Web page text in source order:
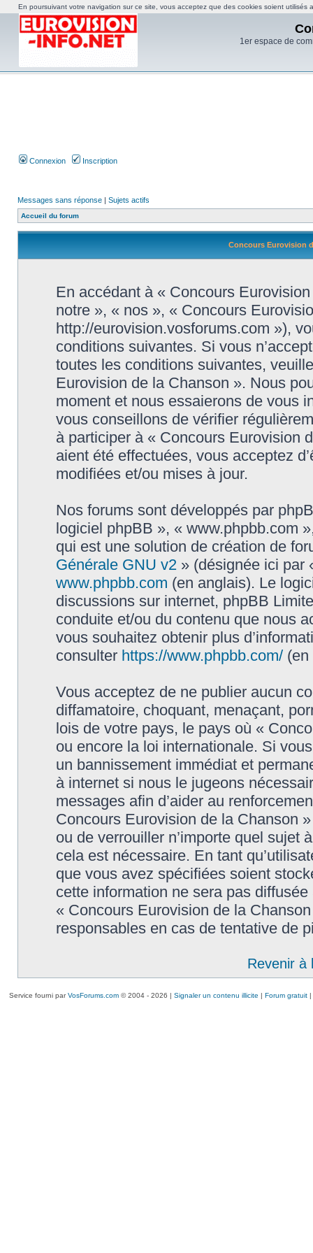
1er espace de
Connexion Inscription
Messages sans réponse | Sujets actifs
Accueil du forum
Concours Eurovision
En accédant à « Concours
notre », « nos », « Concours
http://eurovision.vosforums.com »),
conditions suivantes. Si vous
toutes les conditions suivantes,
Eurovision de la Chanson ». Nous
moment et nous essaierons de vous
vous conseillons de vérifier
à participer à « Concours Eurovision
aient été effectuées, vous acceptez
modifiées et/ou mises à jour.
Nos forums sont développés par
logiciel phpBB », « www.phpbb.com
qui est une solution de création de
Générale GNU v2 » (désignée ici par
www.phpbb.com (en anglais). Le
discussions sur internet, phpBB
conduite et/ou du contenu que nous
vous souhaitez obtenir plus
consulter https://www.phpbb.com/ (en
Vous acceptez de ne publier aucun
diffamatoire, choquant, menaçant,
lois de votre pays, le pays où «
ou encore la loi internationale. Si
un bannissement immédiat et
à internet si nous le jugeons
messages afin d’aider au
Concours Eurovision de la Chanson
ou de verrouiller n’importe quel sujet
cela est nécessaire. En tant
que vous avez spécifiées soient
cette information ne sera pas
« Concours Eurovision de la
responsables en cas de tentative de
Revenir à
Service fourni parVosForums.com© 2004 - 2026 | Signaler un contenu illicite | Forum gratuit|
En poursuivant votre navigation sur ce site, vous acceptez que des cookies soient